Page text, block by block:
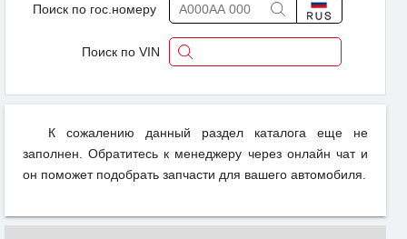
Поиск по гос.номеру
Поиск по VIN
К сожалению данный раздел каталога еще не
заполнен. Обратитесь к менеджеру через онлайн чат и
он поможет подобрать запчасти для вашего автомобиля.